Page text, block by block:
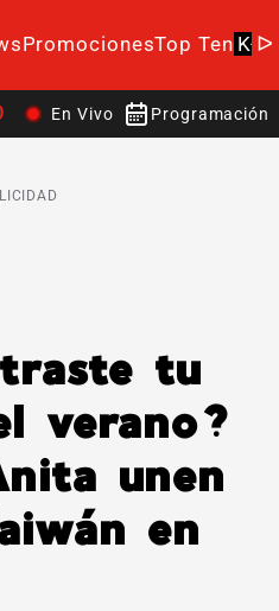
PromocionesTop Ten K-
En Vivo Programación
tu
verano?
unen
en